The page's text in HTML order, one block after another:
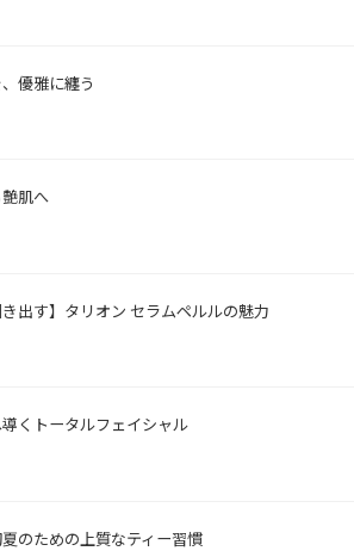
優雅に纏う
肌へ
き出す】タリオン セラムペルルの魅力
くトータルフェイシャル
のための上質なティー習慣